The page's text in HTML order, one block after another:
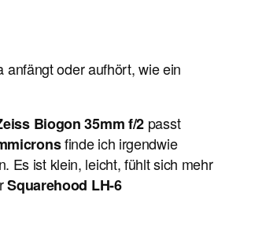
oder aufhört, wie ein
Biogon 35mm f/2 passt
finde ich irgendwie
Es ist klein, leicht, fühlt sich mehr
Squarehood LH-6